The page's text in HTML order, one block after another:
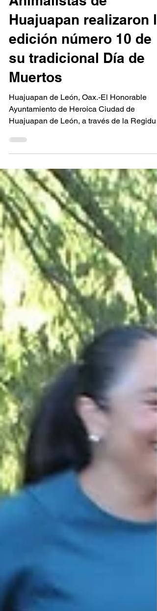
Animalistas de
Huajuapan realizaron la
edición número 10 de
su tradicional Día de
Muertos
Huajuapan de León, Oax.-El Honorable
Ayuntamiento de Heroica Ciudad de
Huajuapan de León, a través de la
Muertos: “Peludos y Tradiciones”
por el Consejo Ciudadano Animalistas de
Huajuapan. En esta decima edición, se
realizó un recorrido que encabezó la Banda
de Guerra “Leones del Sol”, el cual partió
Parque Lineal de las Riberas del Río
Mixteco, que recorrió la calle Ta